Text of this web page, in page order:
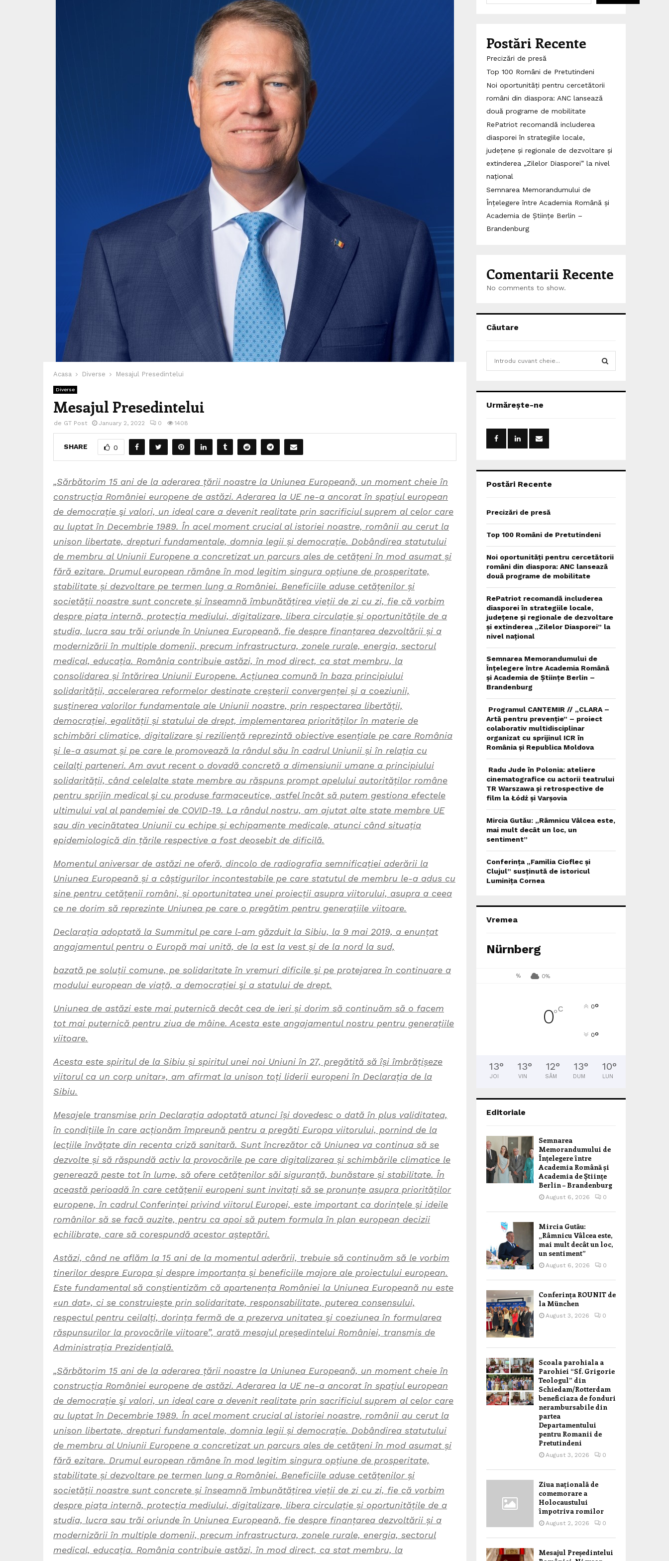
Acasa Diverse Mesajul Presedintelui
Diverse
Mesajul Presedintelui
de GT Post January 2, 2022 0 1408
SHARE 0
„Sărbătorim 15 ani de la aderarea țării noastre la Uniunea Europeană, un moment cheie în
construcția României europene de astăzi. Aderarea la UE ne-a ancorat în spațiul european
de democrație şi valori, un ideal care a devenit realitate prin sacrificiul suprem al celor care
au luptat în Decembrie 1989. În acel moment crucial al istoriei noastre, românii au cerut la
unison libertate, drepturi fundamentale, domnia legii și democrație. Dobândirea statutului
de membru al Uniunii Europene a concretizat un parcurs ales de cetățeni în mod asumat și
fără ezitare. Drumul european rămâne în mod legitim singura opțiune de prosperitate,
stabilitate și dezvoltare pe termen lung a României. Beneficiile aduse cetățenilor și
societății noastre sunt concrete și înseamnă îmbunătățirea vieții de zi cu zi, fie că vorbim
despre piața internă, protecția mediului, digitalizare, libera circulație și oportunitățile de a
studia, lucra sau trăi oriunde în Uniunea Europeană, fie despre finanțarea dezvoltării și a
modernizării în multiple domenii, precum infrastructura, zonele rurale, energia, sectorul
medical, educația. România contribuie astăzi, în mod direct, ca stat membru, la
consolidarea și întărirea Uniunii Europene. Acțiunea comună în baza principiului
solidarității, accelerarea reformelor destinate creșterii convergenței și a coeziunii,
susținerea valorilor fundamentale ale Uniunii noastre, prin respectarea libertății,
democrației, egalității și statului de drept, implementarea priorităților în materie de
schimbări climatice, digitalizare și reziliență reprezintă obiective esențiale pe care România
și le-a asumat și pe care le promovează la rândul său în cadrul Uniunii și în relația cu
ceilalți parteneri. Am avut recent o dovadă concretă a dimensiunii umane a principiului
solidarității, când celelalte state membre au răspuns prompt apelului autorităților române
pentru sprijin medical şi cu produse farmaceutice, astfel încât să putem gestiona efectele
ultimului val al pandemiei de COVID-19. La rândul nostru, am ajutat alte state membre UE
sau din vecinătatea Uniunii cu echipe și echipamente medicale, atunci când situația
epidemiologică din țările respective a fost deosebit de dificilă.
Momentul aniversar de astăzi ne oferă, dincolo de radiografia semnificației aderării la
Uniunea Europeană și a câștigurilor incontestabile pe care statutul de membru le-a adus cu
sine pentru cetățenii români, și oportunitatea unei proiecții asupra viitorului, asupra a ceea
ce ne dorim să reprezinte Uniunea pe care o pregătim pentru generațiile viitoare.
Declarația adoptată la Summitul pe care l-am găzduit la Sibiu, la 9 mai 2019, a enunțat
angajamentul pentru o Europă mai unită, de la est la vest și de la nord la sud,
bazată pe soluții comune, pe solidaritate în vremuri dificile şi pe protejarea în continuare a
modului european de viață, a democrației şi a statului de drept.
Uniunea de astăzi este mai puternică decât cea de ieri și dorim să continuăm să o facem
tot mai puternică pentru ziua de mâine. Acesta este angajamentul nostru pentru generațiile
viitoare.
Acesta este spiritul de la Sibiu și spiritul unei noi Uniuni în 27, pregătită să își îmbrățișeze
viitorul ca un corp unitar», am afirmat la unison toți liderii europeni în Declarația de la
Sibiu.
Mesajele transmise prin Declarația adoptată atunci își dovedesc o dată în plus validitatea,
în condițiile în care acționăm împreună pentru a pregăti Europa viitorului, pornind de la
lecțiile învățate din recenta criză sanitară. Sunt încrezător că Uniunea va continua să se
dezvolte și să răspundă activ la provocările pe care digitalizarea și schimbările climatice le
generează peste tot în lume, să ofere cetățenilor săi siguranță, bunăstare și stabilitate. În
această perioadă în care cetățenii europeni sunt invitați să se pronunțe asupra priorităților
europene, în cadrul Conferinței privind viitorul Europei, este important ca dorințele și ideile
românilor să se facă auzite, pentru ca apoi să putem formula în plan european decizii
echilibrate, care să corespundă acestor așteptări.
Astăzi, când ne aflăm la 15 ani de la momentul aderării, trebuie să continuăm să le vorbim
tinerilor despre Europa și despre importanța și beneficiile majore ale proiectului european.
Este fundamental să conștientizăm că apartenența României la Uniunea Europeană nu este
«un dat», ci se construiește prin solidaritate, responsabilitate, puterea consensului,
respectul pentru ceilalți, dorința fermă de a prezerva unitatea şi coeziunea în formularea
răspunsurilor la provocările viitoare”, arată mesajul președintelui României, transmis de
Administrația Prezidențială.
„Sărbătorim 15 ani de la aderarea țării noastre la Uniunea Europeană, un moment cheie în
construcția României europene de astăzi. Aderarea la UE ne-a ancorat în spațiul european
de democrație şi valori, un ideal care a devenit realitate prin sacrificiul suprem al celor care
au luptat în Decembrie 1989. În acel moment crucial al istoriei noastre, românii au cerut la
unison libertate, drepturi fundamentale, domnia legii și democrație. Dobândirea statutului
de membru al Uniunii Europene a concretizat un parcurs ales de cetățeni în mod asumat și
fără ezitare. Drumul european rămâne în mod legitim singura opțiune de prosperitate,
stabilitate și dezvoltare pe termen lung a României. Beneficiile aduse cetățenilor și
societății noastre sunt concrete și înseamnă îmbunătățirea vieții de zi cu zi, fie că vorbim
despre piața internă, protecția mediului, digitalizare, libera circulație și oportunitățile de a
studia, lucra sau trăi oriunde în Uniunea Europeană, fie despre finanțarea dezvoltării și a
modernizării în multiple domenii, precum infrastructura, zonele rurale, energia, sectorul
medical, educația. România contribuie astăzi, în mod direct, ca stat membru, la
Postări Recente
Precizări de presă
Top 100 Români de Pretutindeni
Noi oportunități pentru cercetătorii
români din diaspora: ANC lansează
două programe de mobilitate
RePatriot recomandă includerea
diasporei în strategiile locale,
județene și regionale de dezvoltare și
extinderea „Zilelor Diasporei” la nivel
național
Semnarea Memorandumului de
Înțelegere între Academia Română și
Academia de Științe Berlin –
Brandenburg
Comentarii Recente
No comments to show.
Căutare
h
o
:
Urmărește-ne
Postări Recente
Precizări de presă
Top 100 Români de Pretutindeni
Noi oportunități pentru cercetătorii
români din diaspora: ANC lansează
două programe de mobilitate
RePatriot recomandă includerea
diasporei în strategiile locale,
județene și regionale de dezvoltare
și extinderea „Zilelor Diasporei” la
nivel național
Semnarea Memorandumului de
Înțelegere între Academia Română
și Academia de Științe Berlin –
Brandenburg
Programul CANTEMIR // „CLARA –
Artă pentru prevenție” – proiect
colaborativ multidisciplinar
organizat cu sprijinul ICR în
România și Republica Moldova
Radu Jude în Polonia: ateliere
cinematografice cu actorii teatrului
TR Warszawa și retrospective de
film la Łódź și Varșovia
Mircia Gutău: „Râmnicu Vâlcea este,
mai mult decât un loc, un
sentiment”
Conferința „Familia Cioflec și
Clujul” susținută de istoricul
Luminița Cornea
Vremea
Nürnberg
% 0%
0°C 0°
0°
13°
JOI
13°
VIN
12°
SÂM
13°
DUM
10°
LUN
Editoriale
Semnarea
Memorandumului de
Înțelegere între
Academia Română și
Academia de Științe
Berlin – Brandenburg
August 6, 2026 0
Mircia Gutău:
„Râmnicu Vâlcea este,
mai mult decât un loc,
un sentiment”
August 6, 2026 0
Conferința ROUNIT de
la München
August 3, 2026 0
Scoala parohiala a
Parohiei “Sf. Grigorie
Teologul” din
Schiedam/Rotterdam
beneficiaza de fonduri
nerambursabile din
partea
Departamentului
pentru Romanii de
Pretutindeni
August 3, 2026 0
Ziua națională de
comemorare a
Holocaustului
împotriva romilor
August 2, 2026 0
Mesajul Președintelui